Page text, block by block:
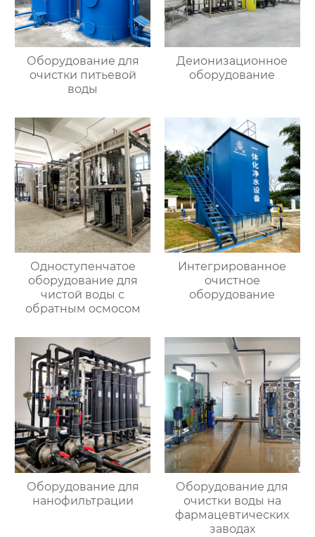
Оборудование для
очистки питьевой
воды
Деионизационное
оборудование
Одноступенчатое
оборудование для
чистой воды с
обратным осмосом
Интегрированное
очистное
оборудование
Оборудование для
нанофильтрации
Оборудование для
очистки воды на
фармацевтических
заводах